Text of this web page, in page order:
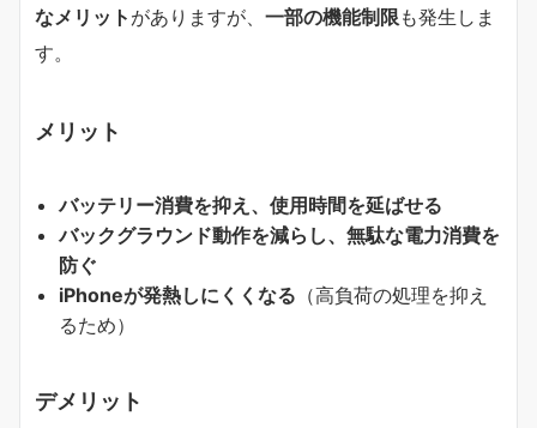
なメリット がありますが、 一部の機能制限も発生しま
す。
メリット
バッテリー消費を抑え、使用時間を延ばせる
バックグラウンド動作を減らし、無駄な電力消費を
防ぐ
iPhoneが発熱しにくくなる （高負荷の処理を抑え
るため）
デメリット